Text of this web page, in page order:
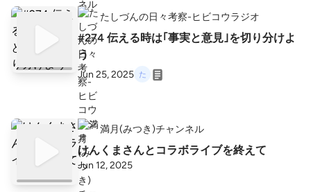
たしづんの日々考察-ヒビコウラジオ
#274 伝える時は｢事実と意見｣を切り分けよ
う
Jun 25, 2025
満月(みつき)チャンネル
けんくまさんとコラボライブを終えて
Jun 12, 2025